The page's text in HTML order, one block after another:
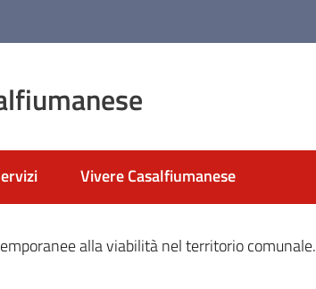
Vivere Casalfiumanese
alla viabilità nel territorio comunale.